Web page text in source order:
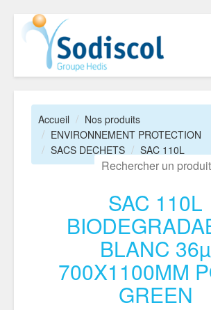
Accueil
Nos produits
ENVIRONNEMENT PROTECTION
SACS DECHETS
SAC 110L
SAC 110L
BLANC 36µ
700X1100MM
GREEN